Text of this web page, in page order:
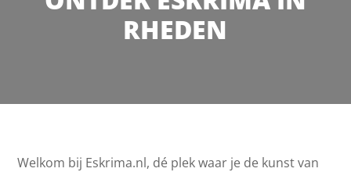
RHEDEN
Welkom bij Eskrima.nl, dé plek waar je de kunst van